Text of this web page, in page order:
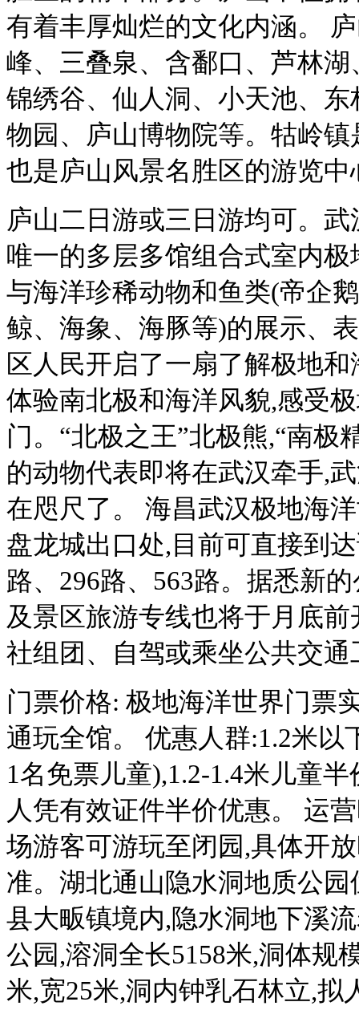
有着丰厚灿烂的文化内涵。
峰、三叠泉、含鄱口、芦林
锦绣谷、仙人洞、小天池、
物园、庐山博物院等。牯岭
也是庐山风景名胜区的游览中
庐山二日游或三日游均可。
唯一的多层多馆组合式室内
与海洋珍稀动物和鱼类(帝企
鲸、海象、海豚等)的展示、
区人民开启了一扇了解极地
体验南北极和海洋风貌,感受
门。“北极之王”北极熊,“南极
的动物代表即将在武汉牵手,
在咫尺了。 海昌武汉极地海
盘龙城出口处,目前可直接到
路、296路、563路。据悉新
及景区旅游专线也将于月底
社组团、自驾或乘坐公共交
门票价格: 极地海洋世界门票
通玩全馆。 优惠人群:1.2米
1名免票儿童),1.2-1.4米儿童
人凭有效证件半价优惠。 运
场游客可游玩至闭园,具体开
准。湖北通山隐水洞地质公
县大畈镇境内,隐水洞地下溪
公园,溶洞全长5158米,洞体规
米,宽25米,洞内钟乳石林立,拟